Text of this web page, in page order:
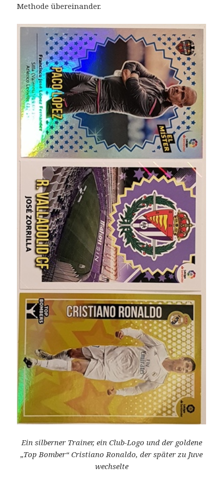
Methode übereinander.
Ein silberner Trainer, ein Club-Logo und der goldene
„Top Bomber“ Cristiano Ronaldo, der später zu Juve
wechselte